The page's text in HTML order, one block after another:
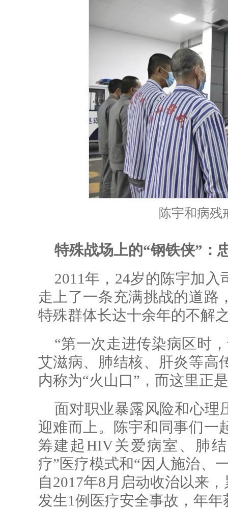
陈宇和病残
特殊战场上的“钢铁侠”：
2011年，24岁的陈宇加
走上了一条充满挑战的道路
特殊群体长达十余年的不解
“第一次走进传染病区时
艾滋病、肺结核、肝炎等高
内称为“火山口”，而这里正
面对职业暴露风险和心理
迎难而上。陈宇和同事们一
筹建起HIV关爱病室、肺
疗”医疗模式和“因人施治、
自2017年8月启动收治以来
发生1例医疗安全事故，年